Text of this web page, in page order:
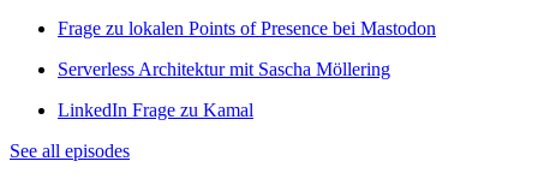
Frage zu lokalen Points of Presence bei Mastodon
Serverless Architektur mit Sascha Möllering
LinkedIn Frage zu Kamal
See all episodes